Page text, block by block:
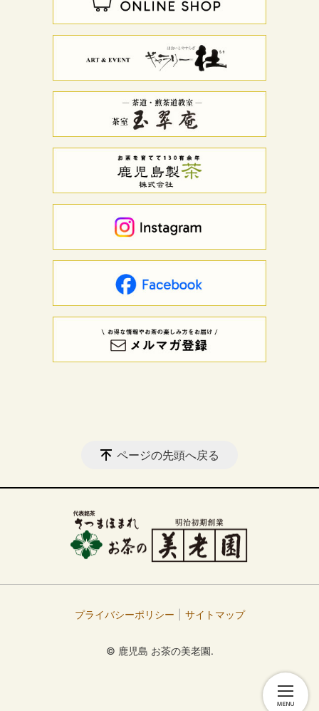
ページの先頭へ戻る
プライバシーポリシー サイトマップ
© 鹿児島 お茶の美老園.